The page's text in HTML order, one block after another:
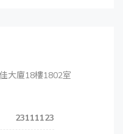
大廈18樓1802室
23111123